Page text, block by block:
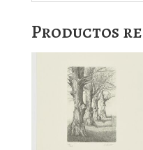
Productos